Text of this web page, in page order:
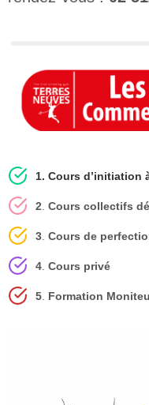
1. Cours d’initiation
2 Cours collectifs
3 Cours de
4 Cours privé
5 Formation